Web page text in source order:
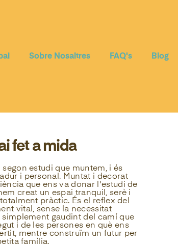
Sobre Nosaltres FAQ's Blog
fet a mida
segon estudi que muntem, i és
i personal. Muntat i decorat
que ens va donar l'estudi de
creat un espai tranquil, serè i
pràctic. És el reflex del
vital, sense la necessitat
simplement gaudint del camí que
i de les persones en què ens
mentre construïm un futur per
família.